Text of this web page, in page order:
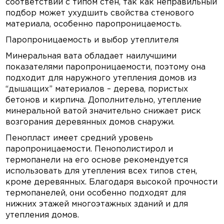
соответствии с типом стен, так как неправильный
подбор может ухудшить свойства стенового
материала, особенно паропроницаемость.
Паропроницаемость и выбор утеплителя
Минеральная вата обладает наилучшими
показателями паропроницаемости, поэтому она
подходит для наружного утепления домов из
“дышащих” материалов – дерева, пористых
бетонов и кирпича. Дополнительно, утепление
минеральной ватой значительно снижает риск
возгорания деревянных домов снаружи.
Пенопласт имеет средний уровень
паропроницаемости. Пенополистирол и
термопанели на его основе рекомендуется
использовать для утепления всех типов стен,
кроме деревянных. Благодаря высокой прочности
термопанелей, они особенно подходят для
нижних этажей многоэтажных зданий и для
утепления домов.